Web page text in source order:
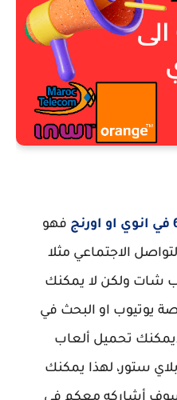
فهو
الاجتماعي مثلا
شات ولكن لا يمكنك
يوتيوب او البحث في
تحميل ألعاب
ستور، لهذا يمكنك